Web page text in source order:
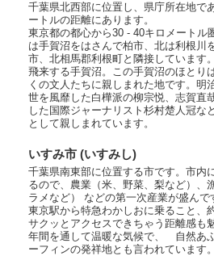
千葉県北西部に位置し、県庁所在地で
ートルの距離にあります。
東京都の都心から30 - 40キロメートル
は手賀沼をはさんで柏市、北は利根川
市、北相馬郡利根町と隣接しています
飛来する手賀沼。この手賀沼のほとり
くの文人たちに親しまれた地です。明
世を風靡した白樺派の柳宗悦、志賀直
した国際ジャーナリスト杉村楚人冠な
として親しまれています。
いすみ市 (いすみし)
千葉県南東部に位置する市です。市内
るので、農業（米、野菜、梨など）、
ラメなど） などの第一次産業が盛んで
東京駅から特急わかしおに乗ること、
サクッとアクセスできちゃう距離感も魅
年間を通して温暖な気候で、 自然あ
ーフィンの発祥地とも言われています。